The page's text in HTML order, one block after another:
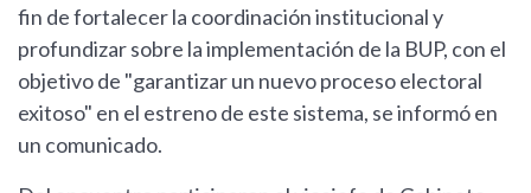
fin de fortalecer la coordinación institucional y
profundizar sobre la implementación de la BUP, con el
objetivo de "garantizar un nuevo proceso electoral
exitoso" en el estreno de este sistema, se informó en
un comunicado.